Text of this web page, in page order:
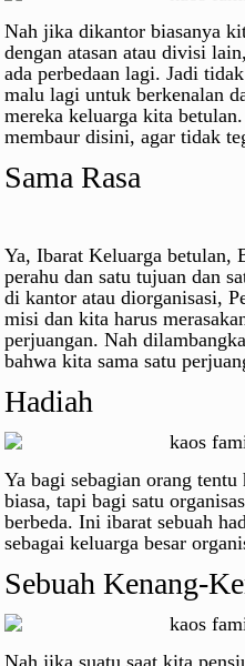
Nah jika dikantor biasanya
dengan atasan atau divisi
ada perbedaan lagi. Jadi
malu lagi untuk berkenalan
mereka keluarga kita
membaur disini, agar tidak
Sama Rasa
Ya, Ibarat Keluarga betulan,
perahu dan satu tujuan dan
di kantor atau diorganisasi,
misi dan kita harus
perjuangan. Nah
bahwa kita sama satu
Hadiah
Ya bagi sebagian orang
biasa, tapi bagi satu
berbeda. Ini ibarat sebuah
sebagai keluarga besar
Sebuah Kenang-